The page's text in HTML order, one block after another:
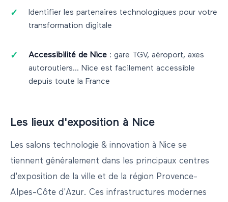
Identifier les partenaires technologiques pour votre
transformation digitale
Accessibilité de Nice : gare TGV, aéroport, axes
autoroutiers... Nice est facilement accessible
depuis toute la France
Les lieux d'exposition à Nice
Les salons technologie & innovation à Nice se
tiennent généralement dans les principaux centres
d'exposition de la ville et de la région Provence-
Alpes-Côte d'Azur. Ces infrastructures modernes